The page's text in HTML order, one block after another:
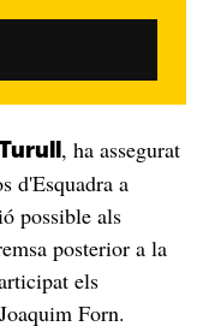
, ha assegurat
d'Esquadra a
possible als
posterior a la
els
Forn.